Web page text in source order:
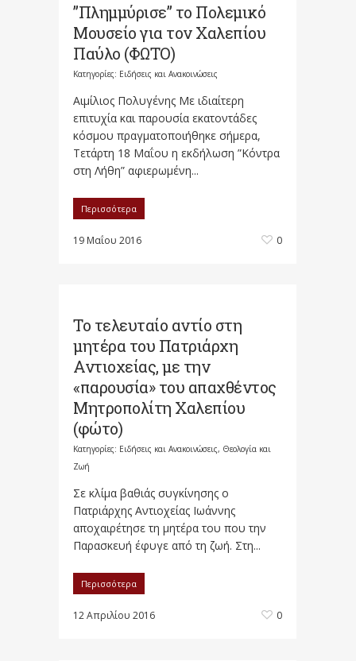
”Πλημμύρισε” το Πολεμικό
Μουσείο για τον Χαλεπίου
Παύλο (ΦΩΤΟ)
Κατηγορίες: Ειδήσεις και Ανακοινώσεις
Αιμίλιος Πολυγένης Με ιδιαίτερη
επιτυχία και παρουσία εκατοντάδες
κόσμου πραγματοποιήθηκε σήμερα,
Τετάρτη 18 Μαΐου η εκδήλωση ”Κόντρα
στη Λήθη” αφιερωμένη...
Περισσότερα
19 Μαΐου 2016 0
Το τελευταίο αντίο στη
μητέρα του Πατριάρχη
Αντιοχείας, με την
«παρουσία» του απαχθέντος
Μητροπολίτη Χαλεπίου
(φώτο)
Κατηγορίες: Ειδήσεις και Ανακοινώσεις, Θεολογία και
Ζωή
Σε κλίμα βαθιάς συγκίνησης ο
Πατριάρχης Αντιοχείας Ιωάννης
αποχαιρέτησε τη μητέρα του που την
Παρασκευή έφυγε από τη ζωή. Στη...
Περισσότερα
12 Απριλίου 2016 0